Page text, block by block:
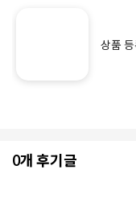
상품
0개 후기글